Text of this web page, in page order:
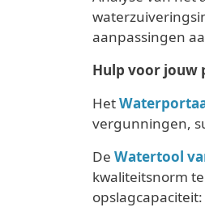
aanpassingen
Hulp voor jouw
Het
vergunningen,
De Watertool
kwaliteitsnorm
opslagcapaciteit: